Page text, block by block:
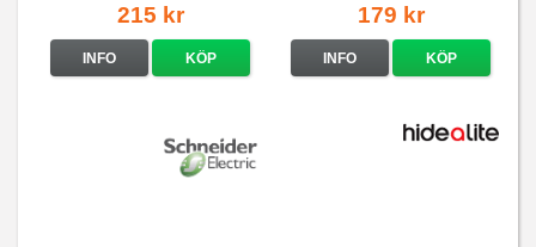
215 kr
INFO KÖP
179 kr
INFO KÖP